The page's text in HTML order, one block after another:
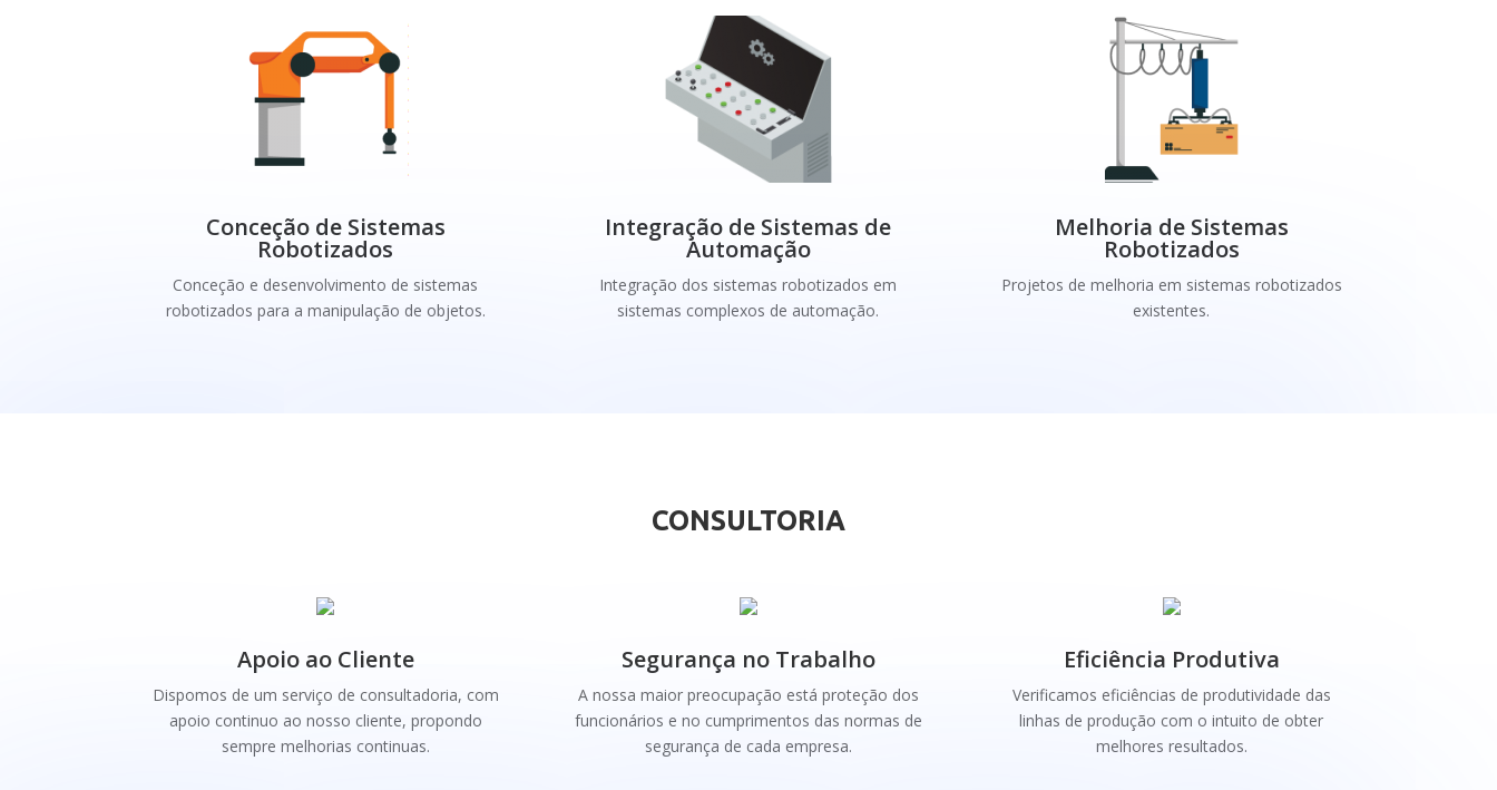
Conceção de Sistemas
Robotizados
Conceção e desenvolvimento de sistemas
robotizados para a manipulação de objetos.
Integração de Sistemas de
Automação
Integração dos sistemas robotizados em
sistemas complexos de automação.
Melhoria de Sistemas
Robotizados
Projetos de melhoria em sistemas robotizados
existentes.
CONSULTORIA
Apoio ao Cliente
Dispomos de um serviço de consultadoria, com
apoio continuo ao nosso cliente, propondo
sempre melhorias continuas.
Segurança no Trabalho
A nossa maior preocupação está proteção dos
funcionários e no cumprimentos das normas de
segurança de cada empresa.
Eficiência Produtiva
Verificamos eficiências de produtividade das
linhas de produção com o intuito de obter
melhores resultados.